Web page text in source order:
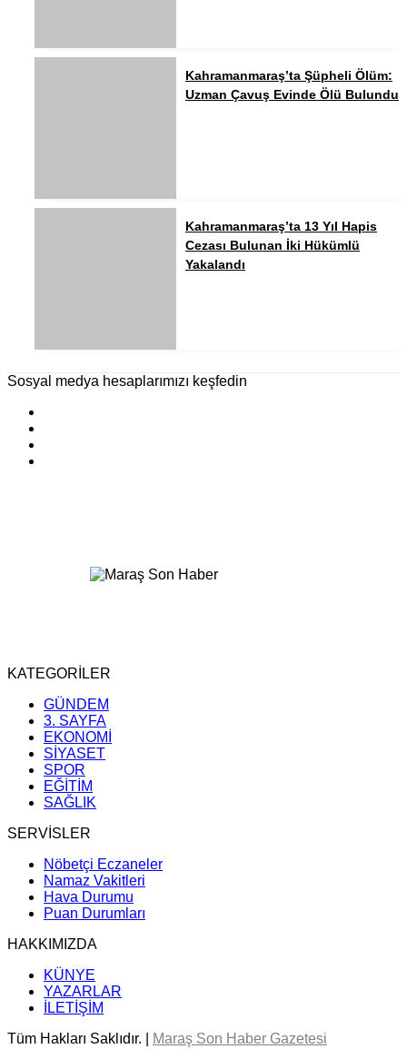
Kahramanmaraş’ta Şüpheli Ölüm:
Uzman Çavuş Evinde Ölü Bulundu
Kahramanmaraş’ta 13 Yıl Hapis
Cezası Bulunan İki Hükümlü
Yakalandı
Sosyal medya hesaplarımızı keşfedin
KATEGORİLER
GÜNDEM
3. SAYFA
EKONOMİ
SİYASET
SPOR
EĞİTİM
SAĞLIK
SERVİSLER
Nöbetçi Eczaneler
Namaz Vakitleri
Hava Durumu
Puan Durumları
HAKKIMIZDA
KÜNYE
YAZARLAR
İLETİŞİM
Tüm Hakları Saklıdır. |
Maraş Son Haber Gazetesi